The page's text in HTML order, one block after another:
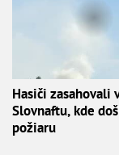
Hasiči zasahovali
Slovnaftu, kde
požiaru